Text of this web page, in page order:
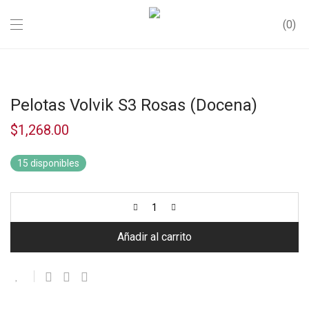
0
Pelotas Volvik S3 Rosas (Docena)
$1,268.00
15 disponibles
Añadir al carrito